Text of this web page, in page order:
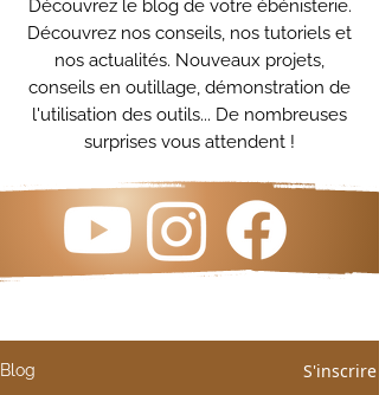
Découvrez le blog de votre ébénisterie.
Découvrez nos conseils, nos tutoriels et
nos actualités. Nouveaux projets,
conseils en outillage, démonstration de
l'utilisation des outils... De nombreuses
surprises vous attendent !
Blog S'inscrire